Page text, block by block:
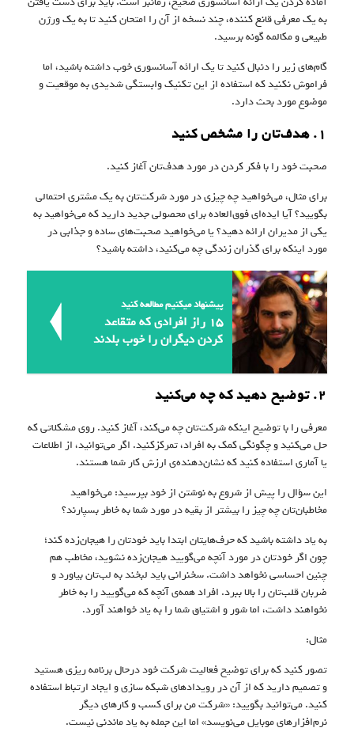
به یک معرفی قانع کننده، چند نسخه از آن را امتحان کنید تا به یک ورژن
طبیعی و مکالمه‌ گونه برسید.
گام‌های زیر را دنبال کنید تا یک ارائه‌ آسانسوری خوب داشته باشید، اما
فراموش نکنید که استفاده از این تکنیک وابستگی شدیدی به موقعیت و
موضوع مورد بحث دارد.
۱. هدف‌تان را مشخص کنید
صحبت خود را با فکر کردن در مورد هدف‌تان آغاز کنید.
برای مثال، می‌خواهید چه چیزی در مورد شرکت‌تان به یک مشتری احتمالی
بگویید؟ آیا ایده‌ای فوق‌العاده برای محصولی جدید دارید که می‌خواهید به
یکی از مدیران ارائه دهید؟ یا می‌خواهید صحبت‌های ساده و جذابی در
مورد اینکه برای گذران زندگی چه می‌کنید، داشته باشید؟
پیشنهاد میکنیم مطالعه کنید
۱۵ راز افرادی که متقاعد
کردن دیگران را خوب بلدند
۲. توضیح دهید که چه می‌کنید
معرفی را با توضیح اینکه شرکت‌تان چه می‌کند، آغاز کنید. روی مشکلاتی که
حل می‌کنید و چگونگی کمک به افراد، تمرکزکنید. اگر می‌توانید، از اطلاعات
یا آماری استفاده کنید که نشان‌دهنده‌ی ارزش کار شما هستند.
این سؤال را پیش از شروع به نوشتن از خود بپرسید: می‌خواهید
مخاطبان‌تان چه چیز را بیشتر از بقیه در مورد شما به خاطر بسپارند؟
به یاد داشته باشید که حرف‌هایتان ابتدا باید خودتان را هیجان‌زده کند؛
چون اگر خودتان در مورد آنچه می‌گویید هیجان‌‌زده نشوید، مخاطب هم
چنین احساسی نخواهد داشت. سخنرانی باید لبخند به لب‌تان بیاورد و
ضربان قلب‌تان را بالا ببرد. افراد همه‌ی آنچه که می‌گویید را به خاطر
نخواهند داشت، اما شور و اشتیاق شما را به یاد خواهند آورد.
مثال:
تصور کنید که برای توضیح فعالیت شرکت خود درحال برنامه ریزی هستید
و تصمیم دارید که از آن در رویدادهای شبکه سازی و ایجاد ارتباط استفاده
کنید. می‌توانید بگویید: «شرکت من برای کسب و کارهای دیگر
نرم‌افزارهای موبایل می‌نویسد» اما این جمله به یاد ماندنی نیست.